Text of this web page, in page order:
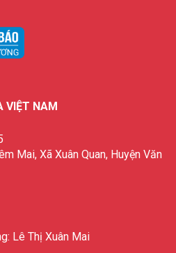
VIỆT NAM
Mai, Xã Xuân Quan, Huyện Văn
Lê Thị Xuân Mai